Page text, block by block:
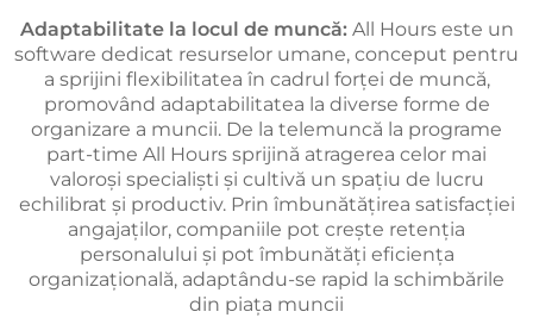
Adaptabilitate la locul de muncă:All Hours este un
software dedicat resurselor umane, conceput pentru
a sprijini flexibilitatea în cadrul forței de muncă,
promovând adaptabilitatea la diverse forme de
organizare a muncii. De la telemuncă la programe
part-time All Hours sprijină atragerea celor mai
valoroși specialiști și cultivă un spațiu de lucru
echilibrat și productiv. Prin îmbunătățirea satisfacției
angajaților, companiile pot crește retenția
personalului și pot îmbunătăți eficiența
organizațională, adaptându-se rapid la schimbările
din piața muncii